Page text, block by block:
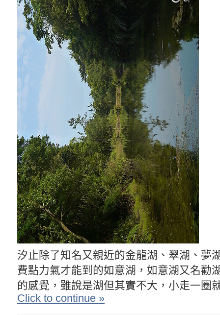
汐止除了知名又親近的金龍湖、翠湖、夢
費點力氣才能到的如意湖，如意湖又名勸
的感覺，雖說是湖但其實不大，小走一圈
Click to continue »